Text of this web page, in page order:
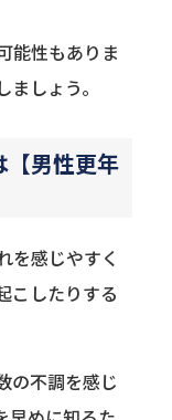
能性もありま
しょう。
【男性更年
を感じやすく
こしたりする
の不調を感じ